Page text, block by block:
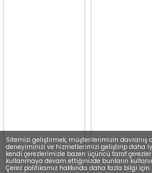
Sitemizi geliştirmek, müşterilerimizin davranış
deneyiminizi ve hizmetlerimizi geliştirip daha
kendi çerezlerimizle bazen üçüncü taraf
kullanmaya devam ettiğinizde bunların
Çerez politikamız hakkında daha fazla bilgi için